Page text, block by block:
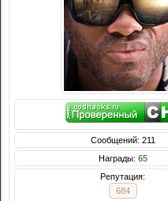
Сообщений: 211
Награды: 65
Репутация:
684